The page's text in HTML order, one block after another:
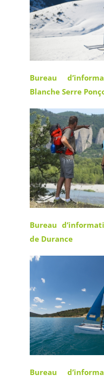
Bureau
Blanche Serre
Bureau
de Durance
Bureau